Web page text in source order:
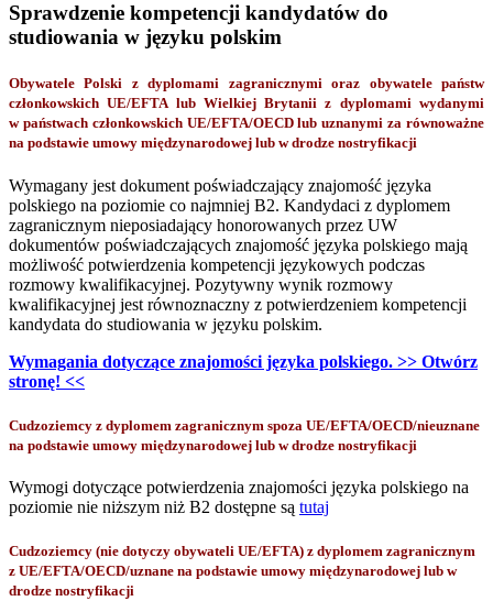
Sprawdzenie kompetencji kandydatów do
studiowania w języku polskim
Obywatele Polski z dyplomami zagranicznymi oraz obywatele państw
członkowskich UE/EFTA lub Wielkiej Brytanii z dyplomami wydanymi
w państwach członkowskich UE/EFTA/OECD lub uznanymi za równoważne
na podstawie umowy międzynarodowej lub w drodze nostryfikacji
Wymagany jest dokument poświadczający znajomość języka
polskiego na poziomie co najmniej B2. Kandydaci z dyplomem
zagranicznym nieposiadający honorowanych przez UW
dokumentów poświadczających znajomość języka polskiego mają
możliwość potwierdzenia kompetencji językowych podczas
rozmowy kwalifikacyjnej. Pozytywny wynik rozmowy
kwalifikacyjnej jest równoznaczny z potwierdzeniem kompetencji
kandydata do studiowania w języku polskim.
Wymagania dotyczące znajomości języka polskiego. >> Otwórz
stronę! <<
Cudzoziemcy z dyplomem zagranicznym spoza UE/EFTA/OECD/nieuznane
na podstawie umowy międzynarodowej lub w drodze nostryfikacji
Wymogi dotyczące potwierdzenia znajomości języka polskiego na
poziomie nie niższym niż B2 dostępne są tutaj
Cudzoziemcy (nie dotyczy obywateli UE/EFTA) z dyplomem zagranicznym
z UE/EFTA/OECD/uznane na podstawie umowy międzynarodowej lub w
drodze nostryfikacji